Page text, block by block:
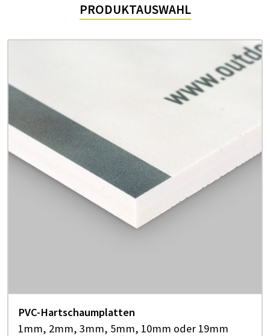
PRODUKTAUSWAHL
PVC-Hartschaumplatten
1mm, 2mm, 3mm, 5mm, 10mm oder 19mm